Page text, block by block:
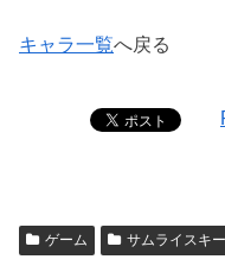
キャラ一覧へ戻る
ゲーム サムライスキ